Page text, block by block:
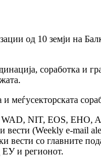
од 10 земји на
соработка
меѓусекторската
NIT, EOS, EHO,
(Weekly e-mail
вести со главните
ЕУ и регионот.